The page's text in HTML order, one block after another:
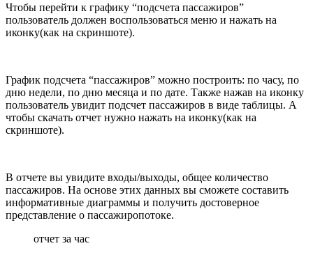
Чтобы перейти к графику “подсчета пассажиров”
пользователь должен воспользоваться меню и нажать на
иконку(как на скриншоте).
График подсчета “пассажиров” можно построить: по часу, по
дню недели, по дню месяца и по дате. Также нажав на иконку
пользователь увидит подсчет пассажиров в виде таблицы. А
чтобы скачать отчет нужно нажать на иконку(как на
скриншоте).
В отчете вы увидите входы/выходы, общее количество
пассажиров. На основе этих данных вы сможете составить
информативные диаграммы и получить достоверное
представление о пассажиропотоке.
отчет за час